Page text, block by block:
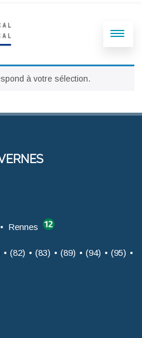
à votre sélection.
• Rennes
(82) • (83) • (89) • (94) • (95) •